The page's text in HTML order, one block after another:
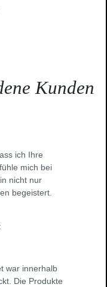
Kunden
ich Ihre
mich bei
nicht nur
begeistert.
war innerhalb
Die Produkte